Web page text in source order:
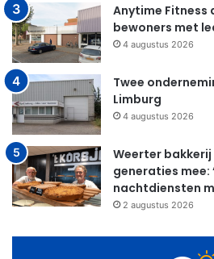
Anytime Fitness
bewoners met
4 augustus 2026
Twee
Limburg
4 augustus 2026
Weerter
generaties mee:
nachtdiensten
2 augustus 2026